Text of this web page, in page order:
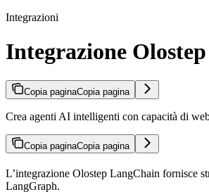
Integrazioni
Integrazione
Copia paginaCopia pagina
Crea agenti AI intelligenti con capacità di
Copia paginaCopia pagina
L’integrazione Olostep LangChain fornisce
LangGraph.